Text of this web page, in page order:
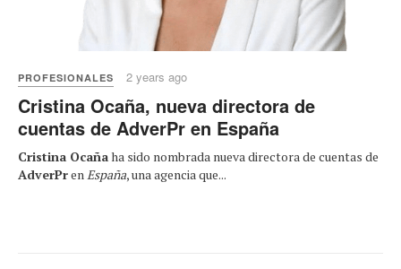
PROFESIONALES 2 years ago
Cristina Ocaña, nueva directora de
cuentas de AdverPr en España
Cristina Ocañaha sido nombrada nueva directora de cuentas de
AdverPrenEspaña, una agencia que...